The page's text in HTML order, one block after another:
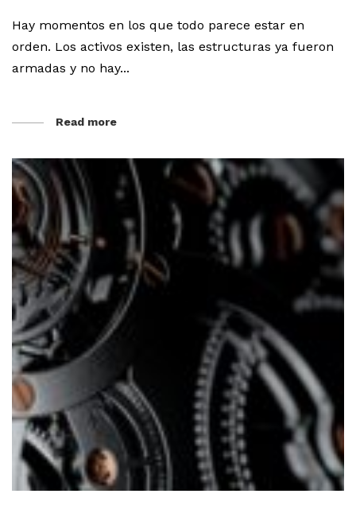
Hay momentos en los que todo parece estar en
orden. Los activos existen, las estructuras ya fueron
armadas y no hay...
Read more